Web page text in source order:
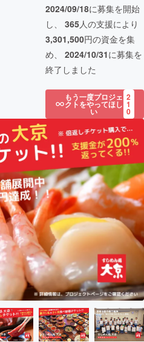
2024/09/18に募集を開始
し、 365人の支援により
3,301,500円の資金を集
め、 2024/10/31に募集を
終了しました
もう一度プロジェ
クトをやってほし
い
2
1
0